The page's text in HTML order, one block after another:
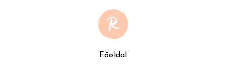
Főoldal